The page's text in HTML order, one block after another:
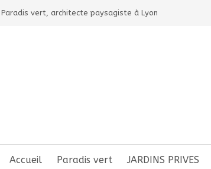
Paradis vert, architecte paysagiste à Lyon
Accueil Paradis vert JARDINS PRIVES